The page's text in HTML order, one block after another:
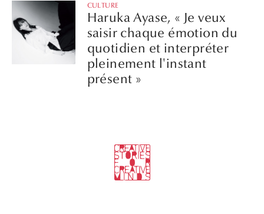
CULTURE
Haruka Ayase, « Je veux
saisir chaque émotion du
quotidien et interpréter
pleinement l'instant
présent »